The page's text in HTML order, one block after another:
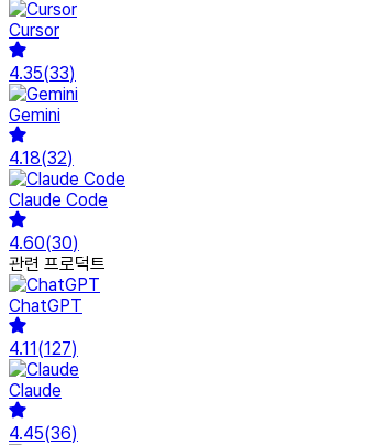
Cursor
4.35(33)
Gemini
4.18(32)
Claude Code
4.60(30)
관련 프로덕트
ChatGPT
4.11(127)
Claude
4.45(36)